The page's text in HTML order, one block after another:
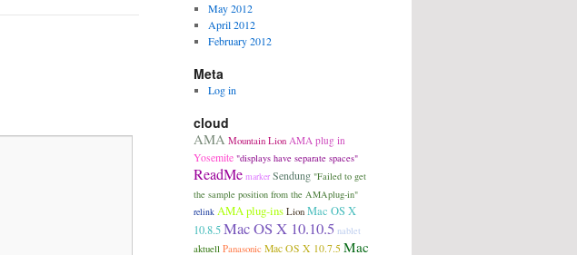
May 2012
April 2012
February 2012
Meta
Log in
cloud
AMA Mountain Lion AMA plug in
Yosemite "displays have separate spaces"
ReadMe marker Sendung "Failed to get
the sample position from the AMAplug-in"
relink AMA plug-ins Lion Mac OS X
10.8.5Mac OS X 10.10.5 nablet
aktuell Panasonic Mac OS X 10.7.5 Mac